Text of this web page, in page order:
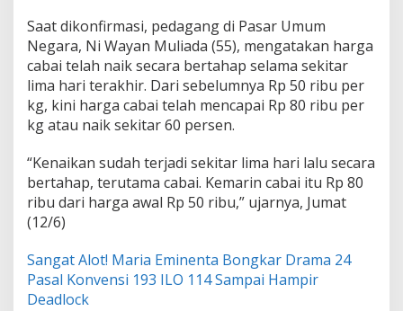
e
m
b
r
a
n
a
u
t
N
J
e
Saat dikonfirmasi, pedagang di Pasar Umum
Negara, Ni Wayan Muliada (55), mengatakan harga
cabai telah naik secara bertahap selama sekitar
lima hari terakhir. Dari sebelumnya Rp 50 ribu per
kg, kini harga cabai telah mencapai Rp 80 ribu per
kg atau naik sekitar 60 persen.
“Kenaikan sudah terjadi sekitar lima hari lalu secara
bertahap, terutama cabai. Kemarin cabai itu Rp 80
ribu dari harga awal Rp 50 ribu,” ujarnya, Jumat
(12/6)
Sangat Alot! Maria Eminenta Bongkar Drama 24
Pasal Konvensi 193 ILO 114 Sampai Hampir
Deadlock